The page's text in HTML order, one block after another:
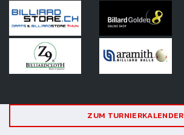
ZUM TURNIERKALENDER